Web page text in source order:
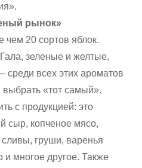
рынок»
чем 20 сортов яблок.
зеленые и желтые,
среди всех этих ароматов
выбрать «тот самый».
с продукцией: это
сыр, копченое мясо,
груши, варенья
многое другое. Также